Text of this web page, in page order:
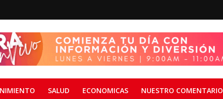
SALUD ECONOMICAS NUESTRO COMENTARIO